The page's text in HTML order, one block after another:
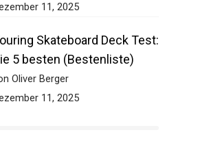
11, 2025
Skateboard Deck
Die 5 besten
Oliver Berger